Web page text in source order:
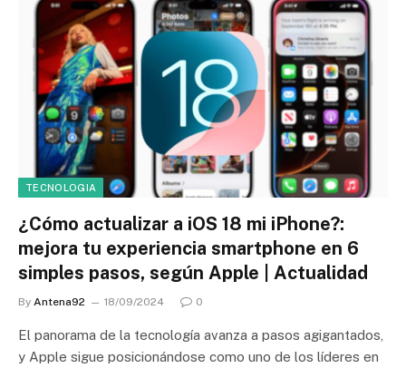
TECNOLOGIA
¿Cómo actualizar a iOS 18 mi iPhone?:
mejora tu experiencia smartphone en 6
simples pasos, según Apple | Actualidad
By Antena92 18/09/2024 0
El panorama de la tecnología avanza a pasos agigantados,
y Apple sigue posicionándose como uno de los líderes en